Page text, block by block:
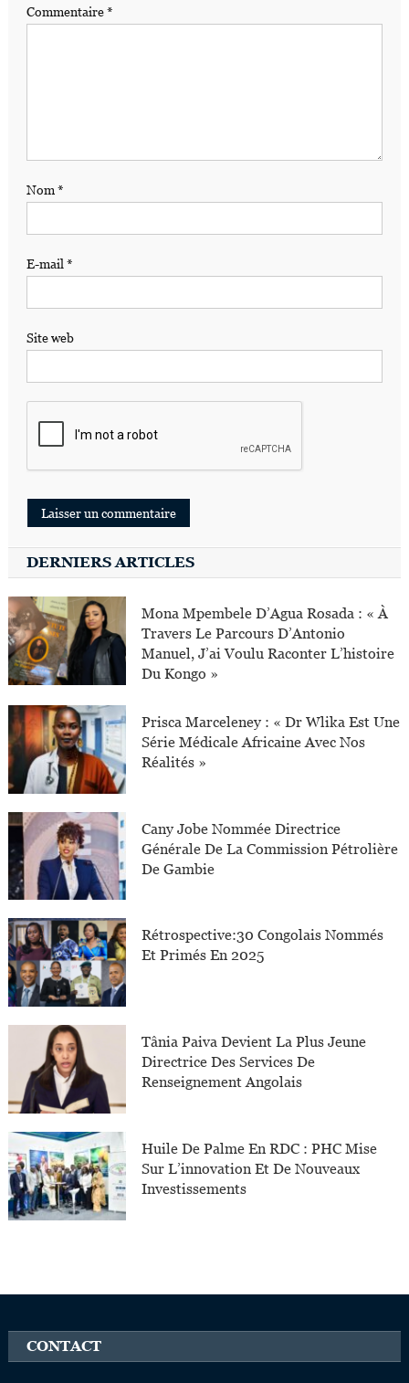
Commentaire*
Nom*
E-mail *
Site web
DERNIERS ARTICLES
Mona Mpembele D’Agua Rosada : « À
Travers Le Parcours D’Antonio
Manuel, J’ai Voulu Raconter L’histoire
Du Kongo »
Prisca Marceleney : « Dr Wlika Est Une
Série Médicale Africaine Avec Nos
Réalités »
Cany Jobe Nommée Directrice
Générale De La Commission Pétrolière
De Gambie
Rétrospective:30 Congolais Nommés
Et Primés En 2025
Tânia Paiva Devient La Plus Jeune
Directrice Des Services De
Renseignement Angolais
Huile De Palme En RDC : PHC Mise
Sur L’innovation Et De Nouveaux
Investissements
CONTACT